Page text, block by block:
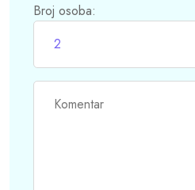
Broj osoba: